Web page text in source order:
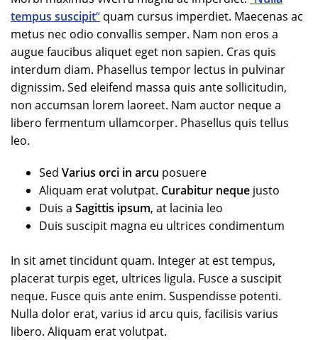
tempus suscipit“ quam cursus imperdiet. Maecenas ac
metus nec odio convallis semper. Nam non eros a
augue faucibus aliquet eget non sapien. Cras quis
interdum diam. Phasellus tempor lectus in pulvinar
dignissim. Sed eleifend massa quis ante sollicitudin,
non accumsan lorem laoreet. Nam auctor neque a
libero fermentum ullamcorper. Phasellus quis tellus
leo.
Sed Varius orci in arcu posuere
Aliquam erat volutpat. Curabitur neque justo
Duis a Sagittis ipsum, at lacinia leo
Duis suscipit magna eu ultrices condimentum
In sit amet tincidunt quam. Integer at est tempus,
placerat turpis eget, ultrices ligula. Fusce a suscipit
neque. Fusce quis ante enim. Suspendisse potenti.
Nulla dolor erat, varius id arcu quis, facilisis varius
libero. Aliquam erat volutpat.